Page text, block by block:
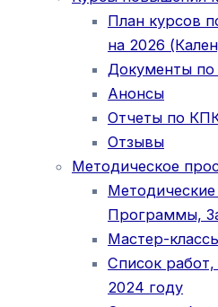
План курсов
на 2026
Документы
Анонсы
Отчеты по
Отзывы
Методическое
Программы,
Мастер-
Список
2024 году